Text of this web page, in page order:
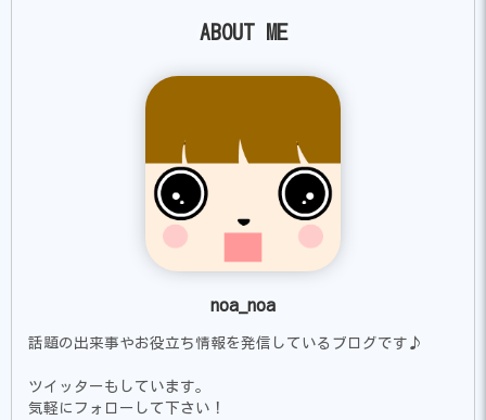
ABOUT ME
noa_noa
話題の出来事やお役立ち情報を発信しているブログです♪
ツイッターもしています。
気軽にフォローして下さい！